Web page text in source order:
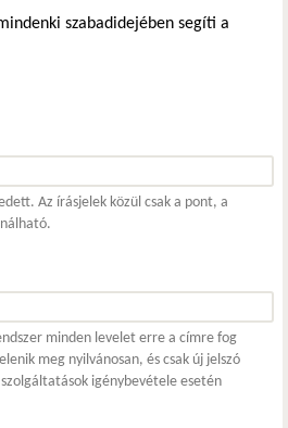
szabadidejében segíti a
Az írásjelek közül csak a pont, a
minden levelet erre a címre fog
meg nyilvánosan, és csak új jelszó
igénybevétele esetén